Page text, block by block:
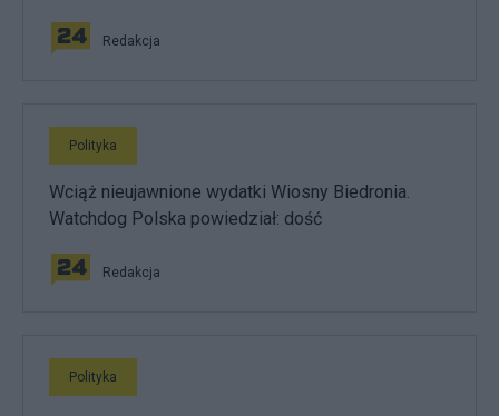
Redakcja
Polityka
Wciąż nieujawnione wydatki Wiosny Biedronia.
Watchdog Polska powiedział: dość
Redakcja
Polityka